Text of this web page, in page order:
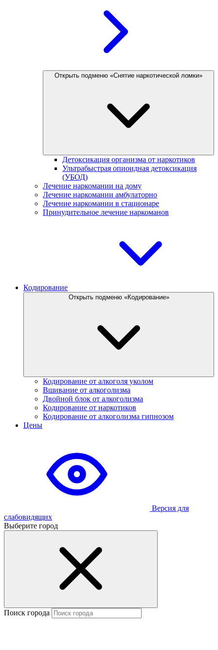
Открыть подменю «Снятие наркотической ломки»
Детоксикация организма от наркотиков
Ультрабыстрая опиоидная детоксикация
(УБОД)
Лечение наркомании на дому
Лечение наркомании амбулаторно
Лечение наркомании в стационаре
Принудительное лечение наркоманов
Кодирование
Открыть подменю «Кодирование»
Кодирование от алкоголя уколом
Вшивание от алкоголизма
Двойной блок от алкоголизма
Кодирование от наркотиков
Кодирование от алкоголизма гипнозом
Цены
Версия для
слабовидящих
Выберите город
Поиск города